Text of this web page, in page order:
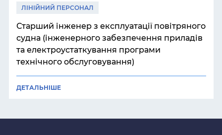
ЛІНІЙНИЙ ПЕРСОНАЛ
ДЕТАЛЬНІШЕ
Старший інженер з експлуатації повітряного
судна (інженерного забезпечення приладів
та електроустаткування програми
технічного обслуговування)